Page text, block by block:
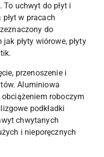
uchwyt do płyt i
w pracach
do
płyty wiórowe, płyty
przenoszenie i
Aluminiowa
roboczym
podkładki
chwytanych
i nieporęcznych